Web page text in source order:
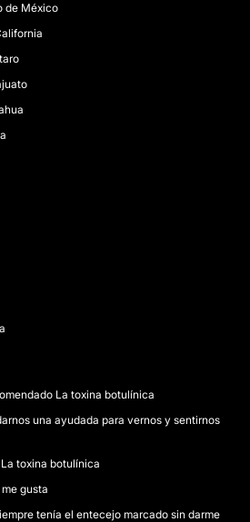
de México
La toxina botulínica
una ayudada para vernos y sentirnos
toxina botulínica
gusta
tenía el entecejo marcado sin darme